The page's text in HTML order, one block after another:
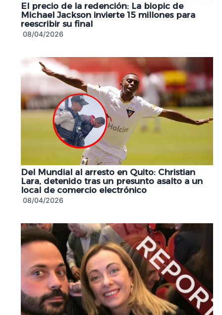
El precio de la redención: La biopic de
Michael Jackson invierte 15 millones para
reescribir su final
08/04/2026
Del Mundial al arresto en Quito: Christian
Lara, detenido tras un presunto asalto a un
local de comercio electrónico
08/04/2026